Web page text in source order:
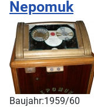
Nepomuk
Baujahr:1959/60